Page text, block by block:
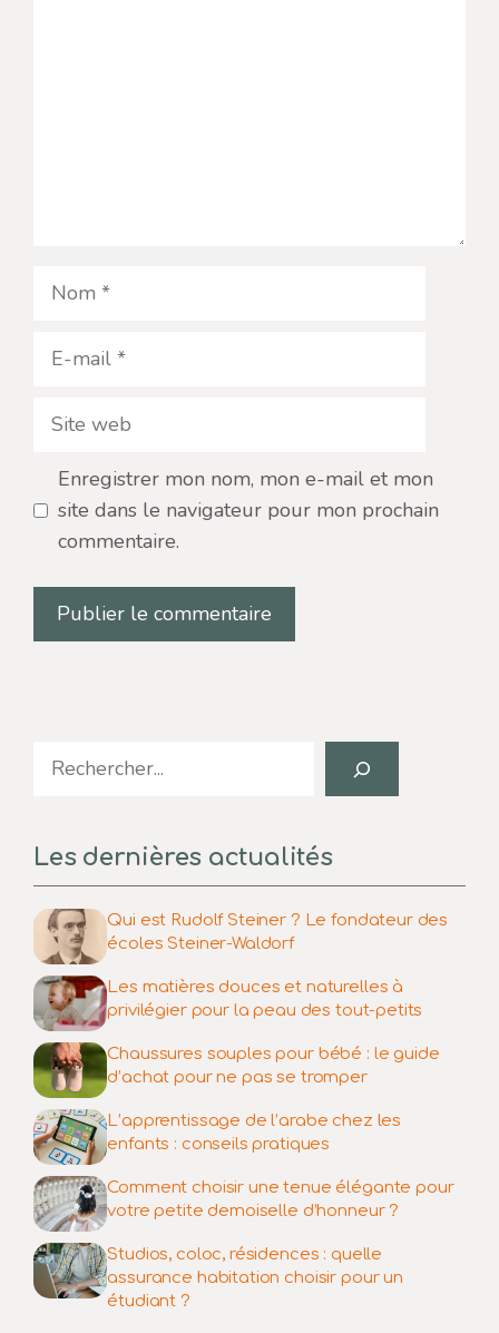
Nom
E-
Site
Enregistrer mon nom, mon e-mail et mon
site dans le navigateur pour mon prochain
commentaire.
Search
Les dernières actualités
Qui est Rudolf Steiner ? Le fondateur des
écoles Steiner-Waldorf
Les matières douces et naturelles à
privilégier pour la peau des tout-petits
Chaussures souples pour bébé : le guide
d’achat pour ne pas se tromper
L’apprentissage de l’arabe chez les
enfants : conseils pratiques
Comment choisir une tenue élégante pour
votre petite demoiselle d’honneur ?
Studios, coloc, résidences : quelle
assurance habitation choisir pour un
étudiant ?